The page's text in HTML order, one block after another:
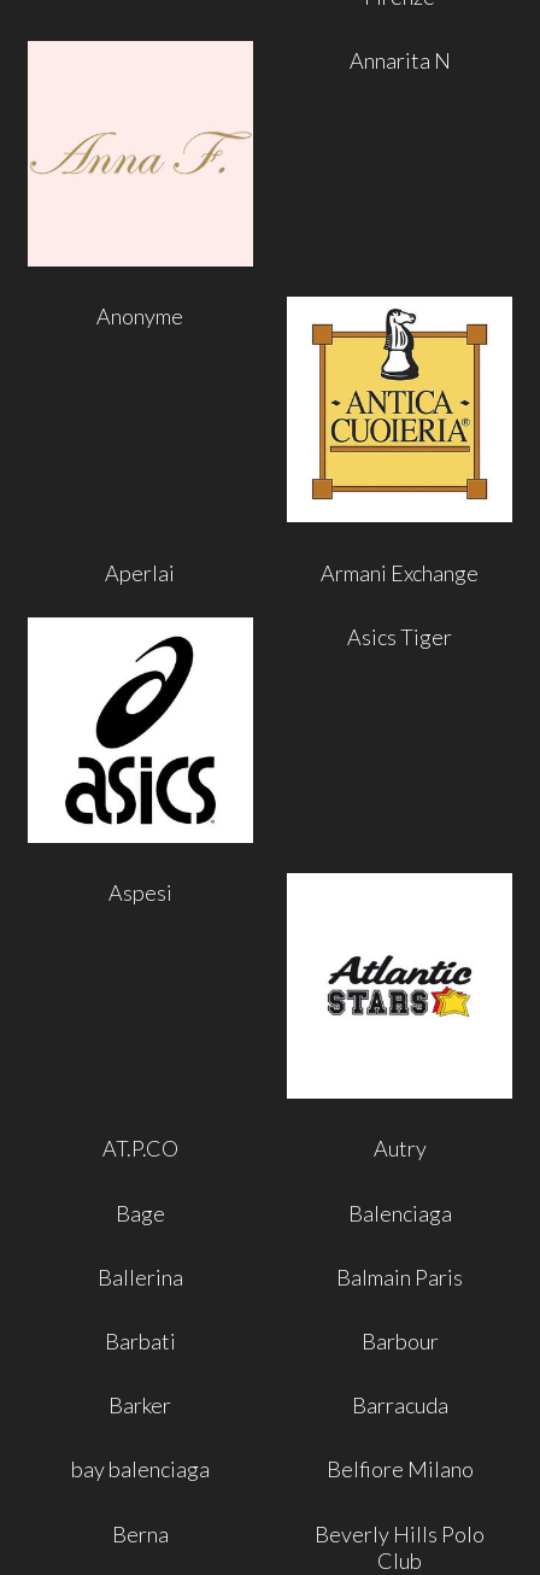
Annarita N
Anonyme
Aperlai Armani Exchange
Asics Tiger
Aspesi
AT.P.CO Autry
Bage Balenciaga
Ballerina Balmain Paris
Barbati Barbour
Barker Barracuda
bay balenciaga Belfiore Milano
Berna
Beverly Hills Polo
Club